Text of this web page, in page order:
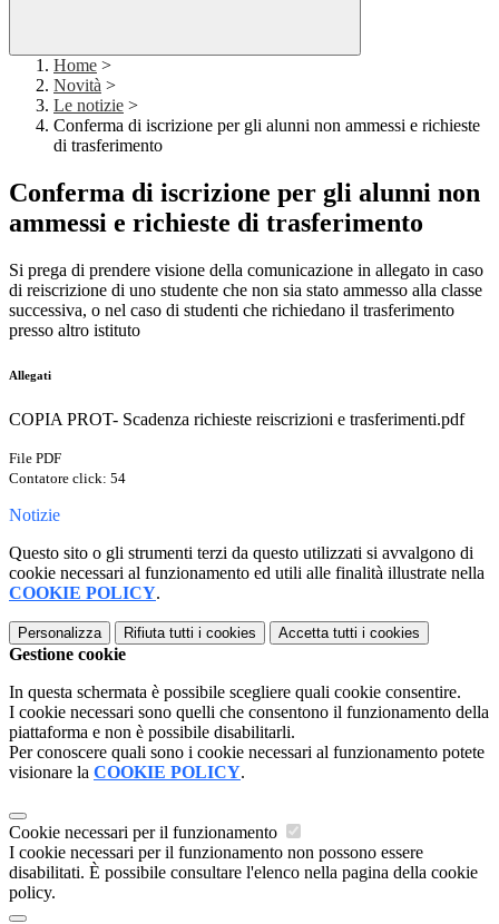
Home >
Novità >
Le notizie >
Conferma di iscrizione per gli alunni non ammessi e richieste
di trasferimento
Conferma di iscrizione per gli alunni non
ammessi e richieste di trasferimento
Si prega di prendere visione della comunicazione in allegato in caso
di reiscrizione di uno studente che non sia stato ammesso alla classe
successiva, o nel caso di studenti che richiedano il trasferimento
presso altro istituto
Allegati
COPIA PROT- Scadenza richieste reiscrizioni e trasferimenti.pdf
File PDF
Contatore click: 54
Notizie
Questo sito o gli strumenti terzi da questo utilizzati si avvalgono di
cookie necessari al funzionamento ed utili alle finalità illustrate nella
COOKIE POLICY.
Personalizza Rifiuta tutti i cookies Accetta tutti i cookies
Gestione cookie
In questa schermata è possibile scegliere quali cookie consentire.
I cookie necessari sono quelli che consentono il funzionamento della
piattaforma e non è possibile disabilitarli.
Per conoscere quali sono i cookie necessari al funzionamento potete
visionare la COOKIE POLICY.
Cookie necessari per il funzionamento
I cookie necessari per il funzionamento non possono essere
disabilitati. È possibile consultare l'elenco nella pagina della cookie
policy.